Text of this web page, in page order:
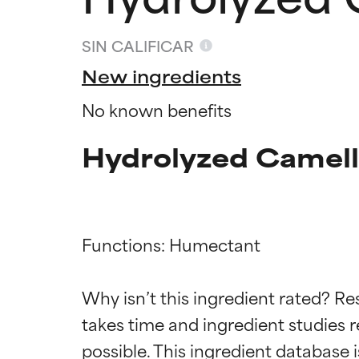
SIN CALIFICAR
New ingredients
No known benefits
Hydrolyzed
Functions: Humectant
Why isn’t this ingredient rated?
takes time and ingredient studies
EXCELENTE
Ingrediente
EXCELENTE
Ingrediente